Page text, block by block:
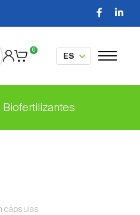
0
Biofertilizantes
cápsulas